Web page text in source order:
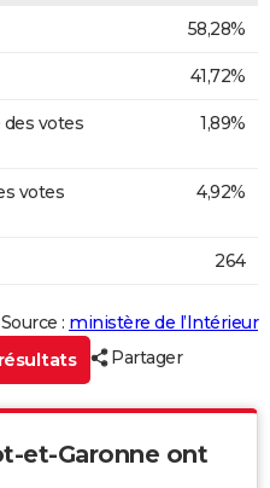
58,28%
41,72%
votes
1,89%
votes
4,92%
264
Source : ministère de l’Intérieur
Partager
et-Garonne ont